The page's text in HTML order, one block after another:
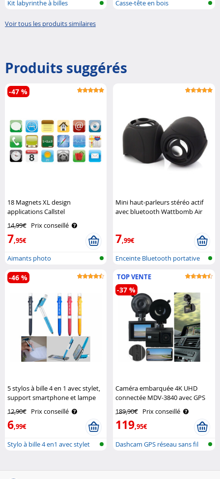
Kit labyrinthe à billes Casse-tête en bois
Voir tous les produits similaires
Produits suggérés
18 Magnets XL design
applications Callstel
14,99€ Prix conseillé
7,95€
-47 %
Aimants photo
Mini haut-parleurs stéréo actif
avec bluetooth Wattbomb Air
7,99€
Enceinte Bluetooth portative
5 stylos à bille 4 en 1 avec stylet,
support smartphone et lampe
12,90€ Prix conseillé
6,99€
-46 %
Stylo à bille 4 en1 avec stylet
TOP VENTE
Caméra embarquée 4K UHD
connectée MDV-3840 avec GPS
et capteur Sony Navgear
189,90€ Prix conseillé
119,95€
-37 %
Dashcam GPS réseau sans fil